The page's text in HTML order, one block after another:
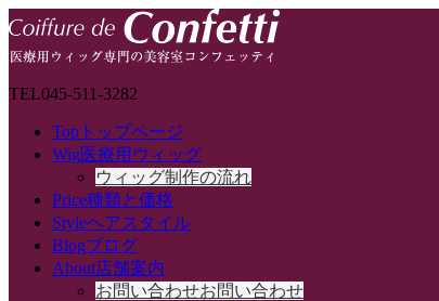
TEL045-511-3282
Top トップページ
Wig医療用ウィッグ
ウィッグ制作の流れ
Price種類と価格
Styleヘアスタイル
Blogブログ
About店舗案内
お問い合わせお問い合わせ